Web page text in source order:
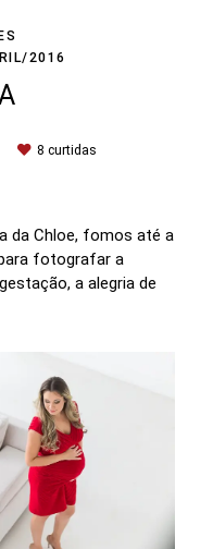
2016
8 curtidas
da Chloe, fomos até a
fotografar a
a alegria de